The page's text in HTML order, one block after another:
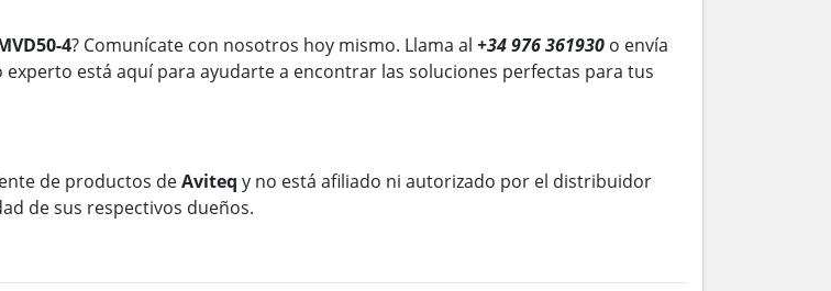
4? Comunícate con nosotros hoy mismo. Llama al +34 976 361930 o envía
experto está aquí para ayudarte a encontrar las soluciones perfectas para tus
de productos deAviteq y no está afiliado ni autorizado por el distribuidor
de sus respectivos dueños.